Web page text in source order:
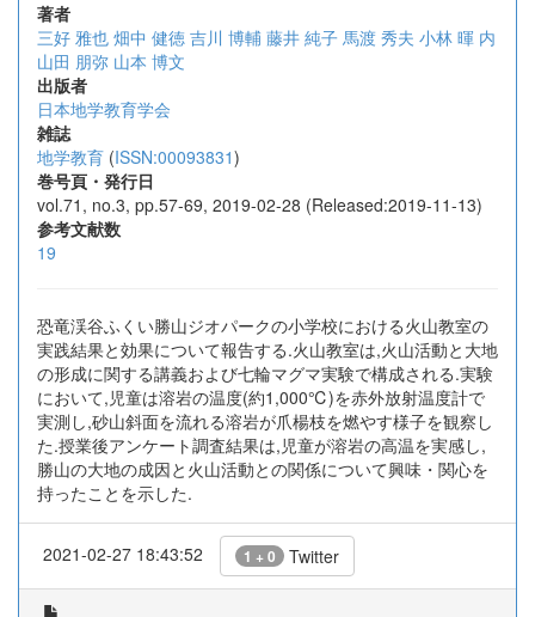
著者
三好 雅也 畑中 健徳 吉川 博輔 藤井 純子 馬渡 秀夫 小林 暉 内
山田 朋弥 山本 博文
出版者
日本地学教育学会
雑誌
地学教育 (ISSN:00093831)
巻号頁・発行日
vol.71, no.3, pp.57-69, 2019-02-28 (Released:2019-11-13)
参考文献数
19
恐竜渓谷ふくい勝山ジオパークの小学校における火山教室の
実践結果と効果について報告する.火山教室は,火山活動と大地
の形成に関する講義および七輪マグマ実験で構成される.実験
において,児童は溶岩の温度(約1,000℃)を赤外放射温度計で
実測し,砂山斜面を流れる溶岩が爪楊枝を燃やす様子を観察し
た.授業後アンケート調査結果は,児童が溶岩の高温を実感し,
勝山の大地の成因と火山活動との関係について興味・関心を
持ったことを示した.
2021-02-27 18:43:52 1 + 0 Twitter